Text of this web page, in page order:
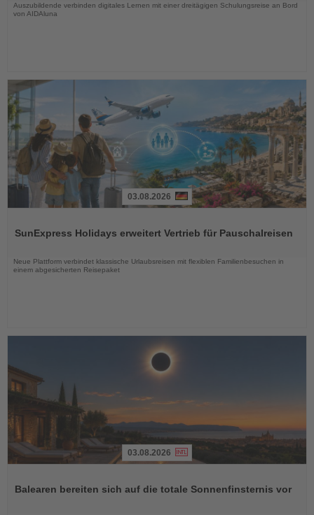
Auszubildende verbinden digitales Lernen mit einer dreitägigen Schulungsreise an Bord
von AIDAluna
die
03.08.2026
SunExpress Holidays erweitert Vertrieb für Pauschalreisen
Neue Plattform verbindet klassische Urlaubsreisen mit flexiblen Familienbesuchen in
einem abgesicherten Reisepaket
die
03.08.2026
Balearen bereiten sich auf die totale Sonnenfinsternis vor